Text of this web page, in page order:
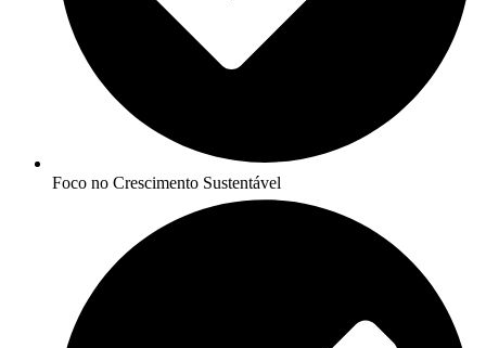
Foco no Crescimento Sustentável